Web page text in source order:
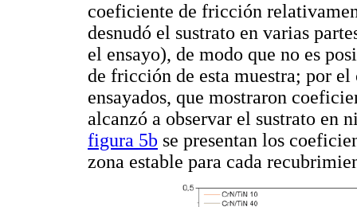
coeficiente de fricción
desnudó el sustrato en varias
el ensayo), de modo que no es
de fricción de esta muestra; por
ensayados, que mostraron
alcanzó a observar el sustrato en
figura 5b se presentan los
zona estable para cada